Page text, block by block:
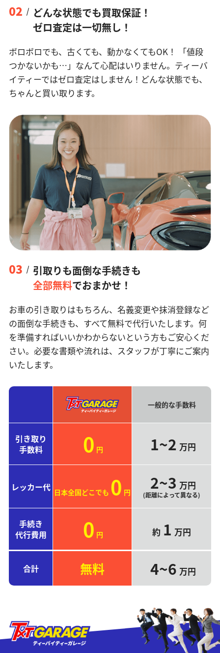
02
どんな状態でも買取保証！
ゼロ査定は一切無し！
ボロボロでも、古くても、動かなくてもOK！
「値段
つかないかも…」なんて心配はいりません。ティーバ
イティーではゼロ査定はしません！どんな状態でも、
ちゃんと買い取ります。
03
引取りも面倒な手続きも
全部無料でおまかせ！
お車の引き取りはもちろん、名義変更や抹消登録など
の面倒な手続きも、すべて無料で代行いたします。何
を準備すればいいかわからないという方もご安心くだ
さい。必要な書類や流れは、スタッフが丁寧にご案内
いたします。
一般的な手数料
引き取り
手数料
0 円 1~2 万円
レッカー代 日本全国どこでも 0 円 2~3 万円
(距離によって異なる)
手続き
代行費用
0 円 約 1 万円
合計 無料 4~6 万円